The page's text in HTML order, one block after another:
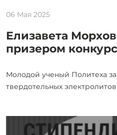
06 Мая 2025
Елизавета
призером
Молодой ученый Политеха
твердотельных электролитов